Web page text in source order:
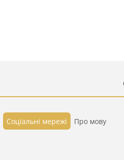
Cоціальні мережі Про мову